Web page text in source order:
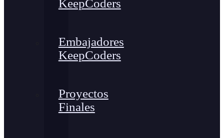
KeepCoders
Embajadores
KeepCoders
Proyectos
Finales